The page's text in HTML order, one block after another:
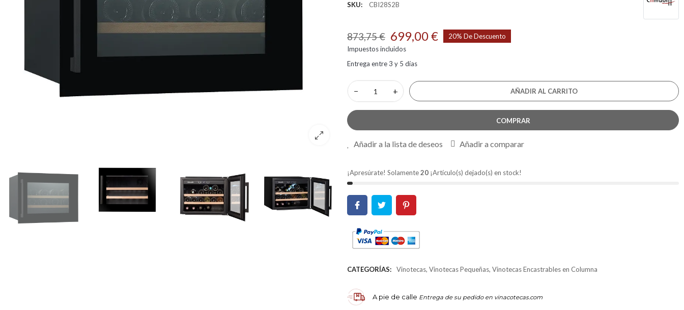
SKU:
CBI28S2B
873,75 € 699,00 €
20% De Descuento
Impuestos incluidos
Entrega entre 3 y 5 días
− + AÑADIR AL CARRITO
COMPRAR
Añadir a la lista de deseos Añadir a comparar
¡Apresúrate! Solamente20 ¡Artículo(s) dejado(s) en stock!
CATEGORÍAS: Vinotecas, Vinotecas Pequeñas, Vinotecas Encastrables en Columna
A pie de calle Entrega de su pedido en vinacotecas.com